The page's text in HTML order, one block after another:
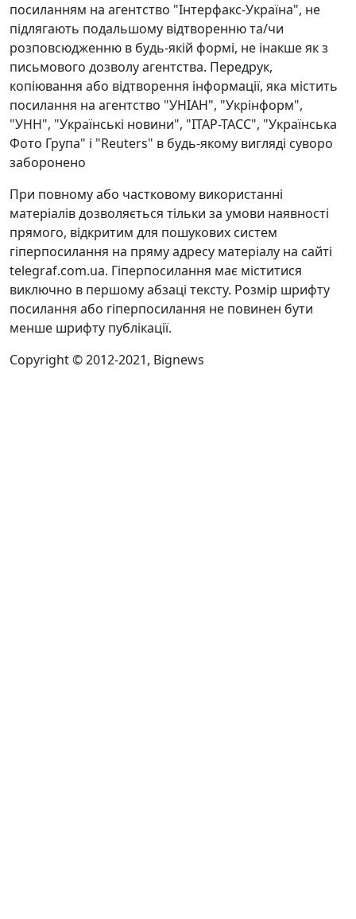
посиланням на агентство "Інтерфакс-Україна", не
підлягають подальшому відтворенню та/чи
розповсюдженню в будь-якій формі, не інакше як з
письмового дозволу агентства. Передрук,
копіювання або відтворення інформації, яка містить
посилання на агентство "УНІАН", "Укрінформ",
"УНН", "Українські новини", "ІТАР-ТАСС", "Українська
Фото Група" і "Reuters" в будь-якому вигляді суворо
заборонено
При повному або частковому використанні
матеріалів дозволяється тільки за умови наявності
прямого, відкритим для пошукових систем
гіперпосилання на пряму адресу матеріалу на сайті
telegraf.com.ua. Гіперпосилання має міститися
виключно в першому абзаці тексту. Розмір шрифту
посилання або гіперпосилання не повинен бути
менше шрифту публікації.
Copyright © 2012-2021, Bignews